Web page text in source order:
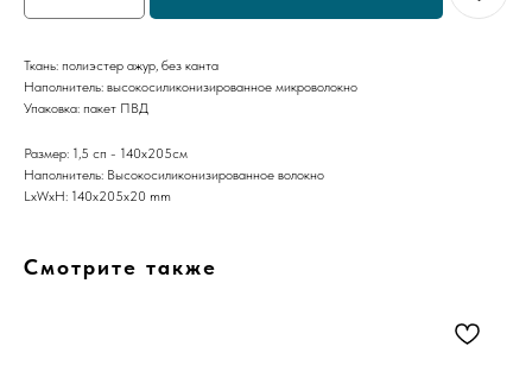
Ткань: полиэстер ажур, без канта
Наполнитель: высокосиликонизированное микроволокно
Упаковка: пакет ПВД
Размер: 1,5 сп - 140х205см
Наполнитель: Высокосиликонизированное волокно
LxWxH: 140x205x20 mm
Смотрите также